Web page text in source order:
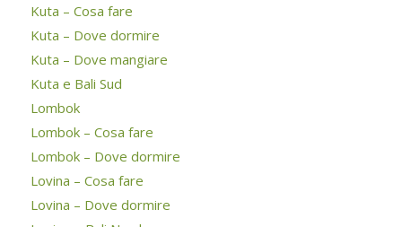
Kuta – Cosa fare
Kuta – Dove dormire
Kuta – Dove mangiare
Kuta e Bali Sud
Lombok
Lombok – Cosa fare
Lombok – Dove dormire
Lovina – Cosa fare
Lovina – Dove dormire